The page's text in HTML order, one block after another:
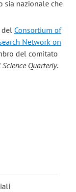
sia nazionale che
Consortium of
Network on
del comitato
Quarterly.